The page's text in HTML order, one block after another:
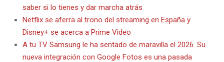
saber si lo tienes y dar marcha atrás
Netflix se aferra al trono del streaming en España y
Disney+ se acerca a Prime Video
A tu TV Samsung le ha sentado de maravilla el 2026. Su
nueva integración con Google Fotos es una pasada